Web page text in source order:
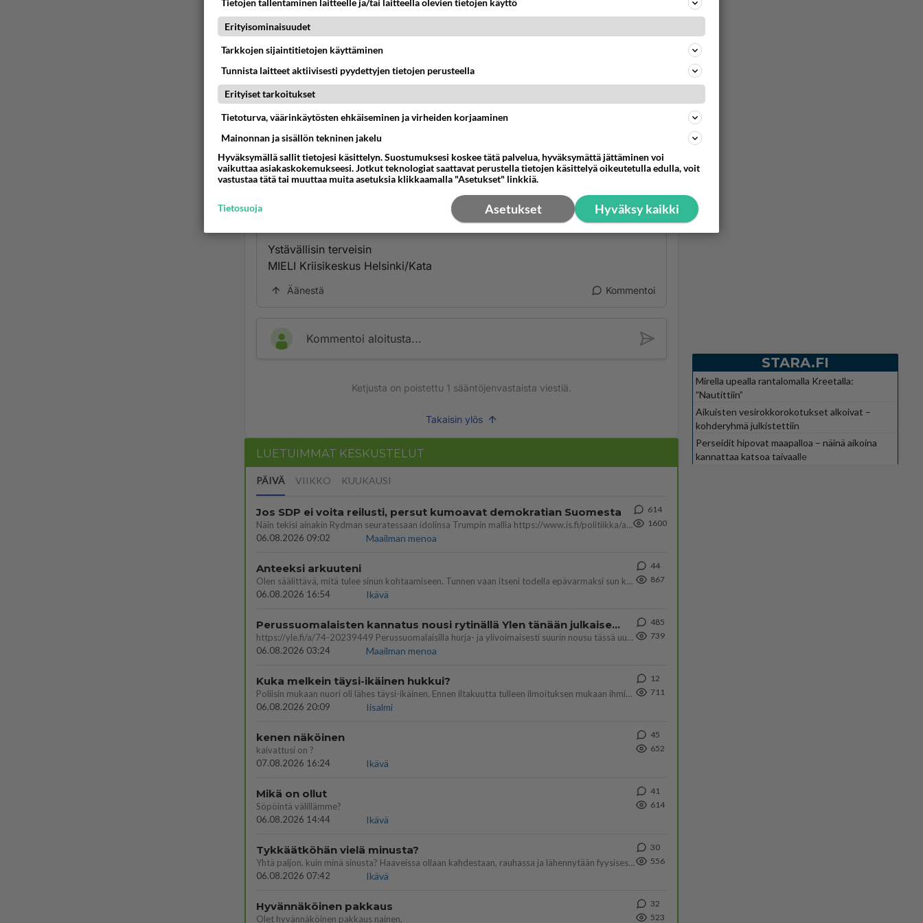
Jos soittaminen tuntuu omimmalta vaihtoehdolta, niin valtakunnallinen
kriisipuhelin päivystää24/7 numerossa 09 2525 0111.
- Kriisikeskukset
Ympäri Suomea toimii myös kriisikeskuksia, joihin voi mennä
keskustelemaan paikan päälle. Myös etävastaanotto on mahdollista osassa
paikoista. Kriisikeskusten yhteystiedot löytyvät mm. MIELI Suomen
Mielenterveys ry:n nettisivuilta: https://mieli.fi/tukea-ja-apua/keskusteluap
ua-kriisivastaanotoilla/
Akuutissa tilanteessa kannattaa olla yhteydessä oman alueen psykiatriseen
Ystävällisin terveisin
MIELI Kriisikeskus Helsinki/Kata
Äänestä Kommentoi
Kommentoi aloitusta...
Ketjusta on poistettu 1 sääntöjenvastaista viestiä.
Takaisin ylös
LUETUIMMAT KESKUSTELUT
PÄIVÄ VIIKKO KUUKAUSI
Jos SDP ei voita reilusti, persut kumoavat demokratian Suomesta
Näin tekisi ainakin Rydman seuratessaan idolinsa Trumpin mallia https://www.is.fi/politiikka/art-2000012187244.html
06.08.2026 09:02
Maailman menoa
614
1600
Anteeksi arkuuteni
Olen säälittävä, mitä tulee sinun kohtaamiseen. Tunnen vaan itseni todella epävarmaksi sun kanssa. Jos minun olisi pitän
06.08.2026 16:54
Ikävä
44
867
Perussuomalaisten kannatus nousi rytinällä Ylen tänään julkaisemassa tuoreimmassa gallup-kyselyssä.
https://yle.fi/a/74-20239449 Perussuomalaisilla hurja- ja ylivoimaisesti suurin nousu tässä uudessa Ylen gallupissa. Kyl
06.08.2026 03:24
Maailman menoa
485
739
Kuka melkein täysi-ikäinen hukkui?
Poliisin mukaan nuori oli lähes täysi-ikäinen. Ennen iltakuutta tulleen ilmoituksen mukaan ihminen oli joutunut mahdoll
06.08.2026 20:09
Iisalmi
12
711
kenen näköinen
kaivattusi on ?
07.08.2026 16:24
Ikävä
45
652
Mikä on ollut
Söpöintä välillämme?
06.08.2026 14:44
Ikävä
41
614
Tykkäätköhän vielä minusta?
Yhtä paljon, kuin minä sinusta? Haaveissa ollaan kahdestaan, rauhassa ja lähennytään fyysisesti ja tutustutaan syvemmin
06.08.2026 07:42
Ikävä
30
556
Hyvännäköinen pakkaus
Olet hyvännäköinen pakkaus nainen.
32
523
STARA.FI
Mirella upealla rantalomalla Kreetalla:
”Nautittiin”
Aikuisten vesirokkorokotukset alkoivat –
kohderyhmä julkistettiin
Perseidit hipovat maapalloa – näinä aikoina
kannattaa katsoa taivaalle
Tietojen tallentaminen laitteelle ja/tai laitteella olevien tietojen käyttö
Erityisominaisuudet
Tarkkojen sijaintitietojen käyttäminen
Tunnista laitteet aktiivisesti pyydettyjen tietojen perusteella
Erityiset tarkoitukset
Tietoturva, väärinkäytösten ehkäiseminen ja virheiden korjaaminen
Mainonnan ja sisällön tekninen jakelu
Hyväksymällä sallit tietojesi käsittelyn. Suostumuksesi koskee tätä palvelua, hyväksymättä jättäminen voi
vaikuttaa asiakaskokemukseesi. Jotkut teknologiat saattavat perustella tietojen käsittelyä oikeutetulla edulla, voit
vastustaa tätä tai muuttaa muita asetuksia klikkaamalla "Asetukset" linkkiä.
Hyväksy kaikki
Asetukset
Tietosuoja